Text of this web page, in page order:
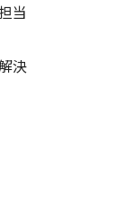
当
決